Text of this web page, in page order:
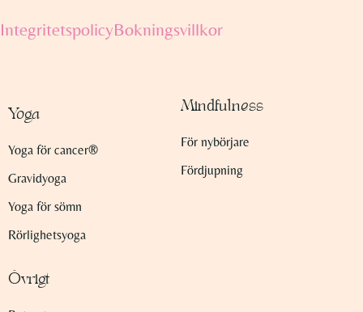
IntegritetspolicyBokningsvillkor
Yoga
Yoga för cancer®
Gravidyoga
Yoga för sömn
Rörlighetsyoga
Mindfulness
För nybörjare
Fördjupning
Övrigt